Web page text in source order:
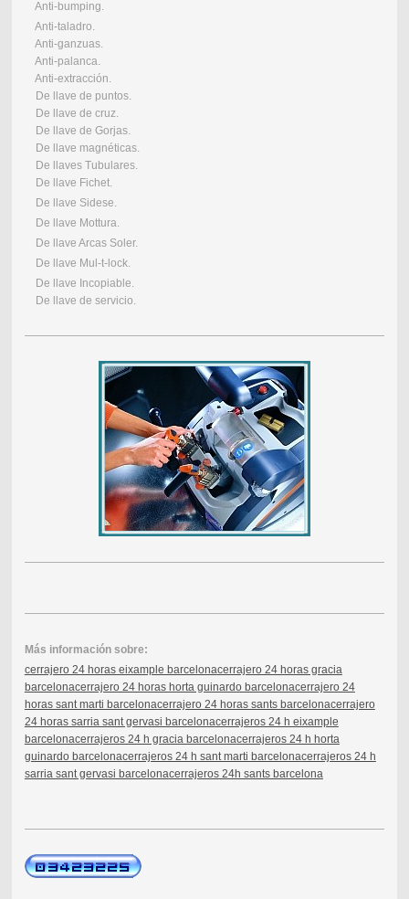
Anti-bumping.
Anti-taladro.
Anti-ganzuas.
Anti-palanca.
Anti-extracción.
De llave de puntos.
De llave de cruz.
De llave de Gorjas.
De llave magnéticas.
De llaves Tubulares.
De llave Fichet.
De llave Sidese.
De llave Mottura.
De llave Arcas Soler.
De llave Mul-t-lock.
De llave Incopiable.
De llave de servicio.
Más información sobre:
cerrajero 24 horas eixample barcelonacerrajero 24 horas gracia
barcelonacerrajero 24 horas horta guinardo barcelonacerrajero 24
horas sant marti barcelonacerrajero 24 horas sants barcelonacerrajero
24 horas sarria sant gervasi barcelonacerrajeros 24 h eixample
barcelonacerrajeros 24 h gracia barcelonacerrajeros 24 h horta
guinardo barcelonacerrajeros 24 h sant marti barcelonacerrajeros 24 h
sarria sant gervasi barcelonacerrajeros 24h sants barcelona